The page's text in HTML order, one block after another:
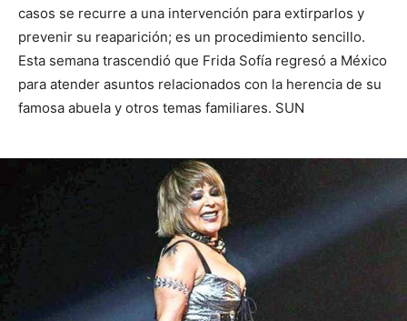
casos se recurre a una intervención para extirparlos y
prevenir su reaparición; es un procedimiento sencillo.
Esta semana trascendió que Frida Sofía regresó a México
para atender asuntos relacionados con la herencia de su
famosa abuela y otros temas familiares. SUN